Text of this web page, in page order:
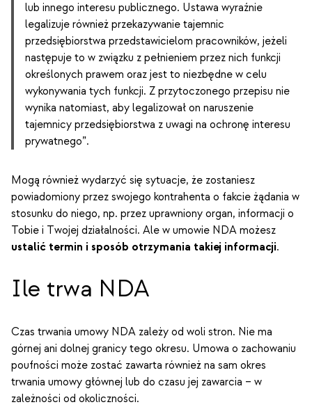
lub innego interesu publicznego. Ustawa wyraźnie
legalizuje również przekazywanie tajemnic
przedsiębiorstwa przedstawicielom pracowników, jeżeli
następuje to w związku z pełnieniem przez nich funkcji
określonych prawem oraz jest to niezbędne w celu
wykonywania tych funkcji. Z przytoczonego przepisu nie
wynika natomiast, aby legalizował on naruszenie
tajemnicy przedsiębiorstwa z uwagi na ochronę interesu
prywatnego”.
Mogą również wydarzyć się sytuacje, że zostaniesz
powiadomiony przez swojego kontrahenta o fakcie żądania w
stosunku do niego, np. przez uprawniony organ, informacji o
Tobie i Twojej działalności. Ale w umowie NDA możesz
ustalić termin i sposób otrzymania takiej informacji.
Ile trwa NDA
Czas trwania umowy NDA zależy od woli stron. Nie ma
górnej ani dolnej granicy tego okresu. Umowa o zachowaniu
poufności może zostać zawarta również na sam okres
trwania umowy głównej lub do czasu jej zawarcia – w
zależności od okoliczności.